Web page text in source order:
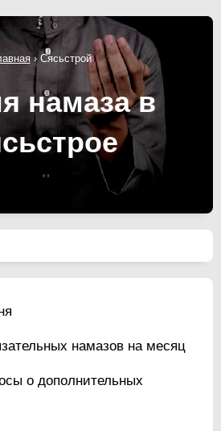
›Сясьстрой
намаза в
намазов на месяц
о дополнительных